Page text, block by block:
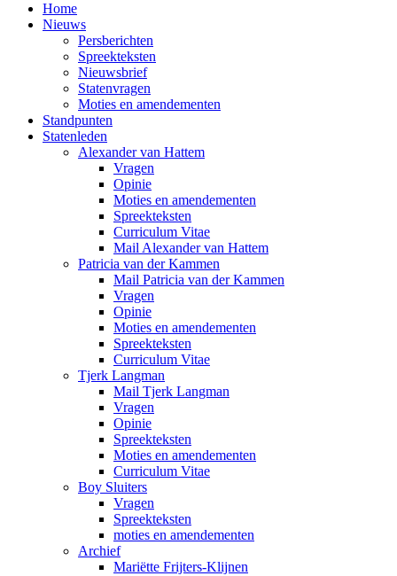
Home
Nieuws
Persberichten
Spreekteksten
Nieuwsbrief
Statenvragen
Moties en amendementen
Standpunten
Statenleden
Alexander van Hattem
Vragen
Opinie
Moties en amendementen
Spreekteksten
Curriculum Vitae
Mail Alexander van Hattem
Patricia van der Kammen
Mail Patricia van der Kammen
Vragen
Opinie
Moties en amendementen
Spreekteksten
Curriculum Vitae
Tjerk Langman
Mail Tjerk Langman
Vragen
Opinie
Spreekteksten
Moties en amendementen
Curriculum Vitae
Boy Sluiters
Vragen
Spreekteksten
moties en amendementen
Archief
Mariëtte Frijters-Klijnen